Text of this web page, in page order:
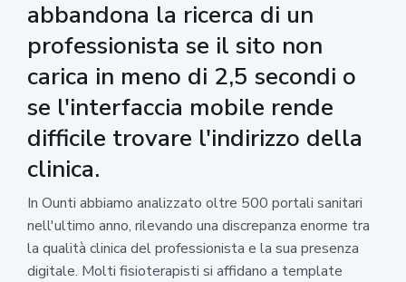
abbandona la ricerca di un
professionista se il sito non
carica in meno di 2,5 secondi o
se l'interfaccia mobile rende
difficile trovare l'indirizzo della
clinica.
In Ounti abbiamo analizzato oltre 500 portali sanitari
nell'ultimo anno, rilevando una discrepanza enorme tra
la qualità clinica del professionista e la sua presenza
digitale. Molti fisioterapisti si affidano a template